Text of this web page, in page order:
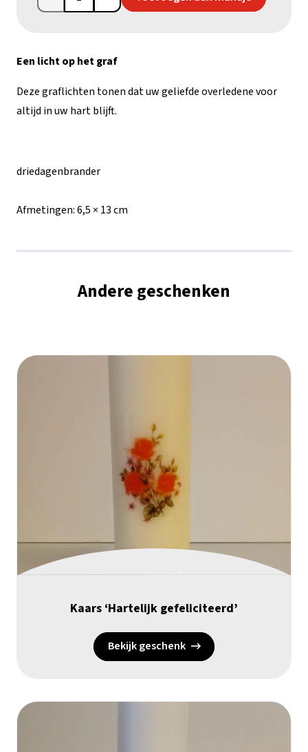
Een licht op het graf
Deze graflichten tonen dat uw geliefde overledene voor
altijd in uw hart blijft.
driedagenbrander
Afmetingen:6,5 × 13 cm
Andere geschenken
Kaars ‘Hartelijk gefeliciteerd’
Bekijk geschenk